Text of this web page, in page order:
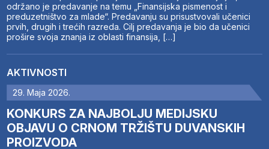
održano je predavanje na temu „Finansijska pismenost i
preduzetništvo za mlade“. Predavanju su prisustvovali učenici
prvih, drugih i trećih razreda. Cilj predavanja je bio da učenici
prošire svoja znanja iz oblasti finansija, […]
AKTIVNOSTI
29. Maja 2026.
KONKURS ZA NAJBOLJU MEDIJSKU
OBJAVU O CRNOM TRŽIŠTU DUVANSKIH
PROIZVODA